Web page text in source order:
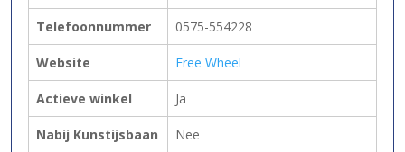
Telefoonnummer 0575-554228
Website Free Wheel
Actieve winkel Ja
Nabij Kunstijsbaan Nee